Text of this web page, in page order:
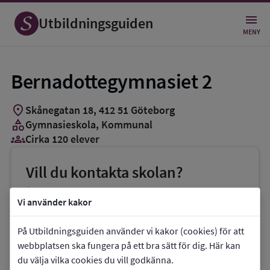
Vi använder kakor
På Utbildningsguiden använder vi kakor (cookies) för att
webbplatsen ska fungera på ett bra sätt för dig. Här kan
du välja vilka cookies du vill godkänna.
Utbildningsguiden MENY
Bernadottegymnasiet 2
location_on Skånegatan 18, 41251 Göteborg
categoryGymnasieskola, Kommunal
groups_3Cirka 120 elever
Vill du kontakta skolan?
phoneTelefon:031-3650000
mailE-post:
info.bernadottegymnasiet@educ.goteborg.se
link Webbplats: Bernadottegymnasiet 2